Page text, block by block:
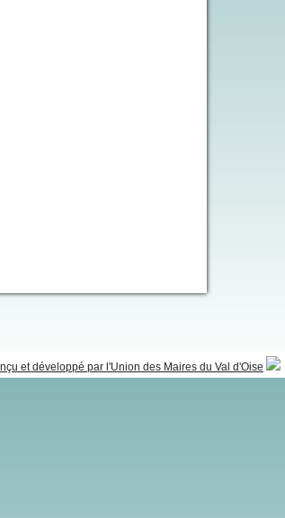
et développé par l'Union des Maires du Val d'Oise